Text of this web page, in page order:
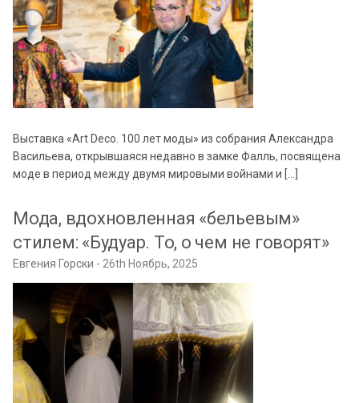
Выставка «Art Deco. 100 лет моды» из собрания Александра
Васильева, открывшаяся недавно в замке Фалль, посвящена
моде в период между двумя мировыми войнами и […]
Мода, вдохновленная «бельевым»
стилем: «Будуар. То, о чем не говорят»
Евгения Горски 26th Ноябрь, 2025